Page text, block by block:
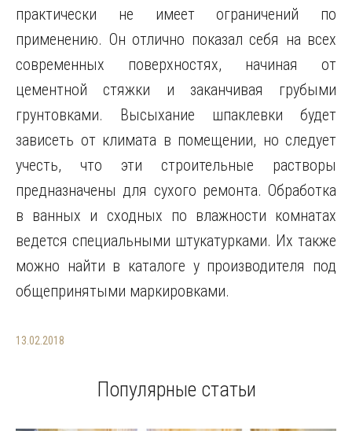
практически не имеет ограничений по
применению. Он отлично показал себя на всех
современных поверхностях, начиная от
цементной стяжки и заканчивая грубыми
грунтовками. Высыхание шпаклевки будет
зависеть от климата в помещении, но следует
учесть, что эти строительные растворы
предназначены для сухого ремонта. Обработка
в ванных и сходных по влажности комнатах
ведется специальными штукатурками. Их также
можно найти в каталоге у производителя под
общепринятыми маркировками.
13.02.2018
Популярные статьи